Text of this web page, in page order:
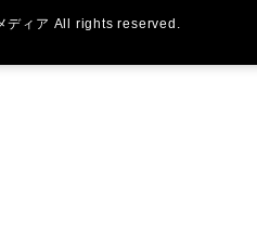
ディア All rights reserved.